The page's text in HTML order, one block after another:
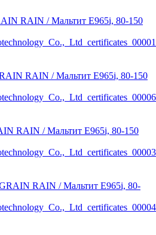
RAIN / Мальтит Е965i, 80-150
RAIN / Мальтит Е965i, 80-150
RAIN / Мальтит Е965i, 80-150
RAIN / Мальтит Е965i, 80-